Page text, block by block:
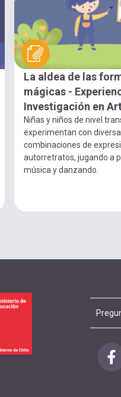
La aldea de las
mágicas -
Investigación en
Niñas y niños de nivel
experimentan con
combinaciones de
autorretratos, jugando a
música y danzando.